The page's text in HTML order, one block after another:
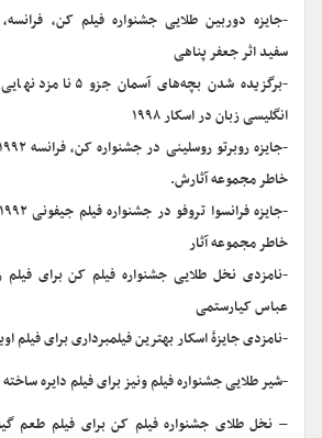
سفید اثر جعفر پناهی
-برگزیده شدن بچه‌های
انگلیسی زبان در اسکار ۱۹۹۸
خاطر مجموعه آثارش.
خاطر مجموعه آثار
عباس کیارستمی
-نامزدی جایزهٔ اسکار بهترین فیلمبرداری برای فیلم اویتا ۱۹۹۶ داریوش
-شیر طلایی جشنواره فیلم ونیز برای فیلم دایره